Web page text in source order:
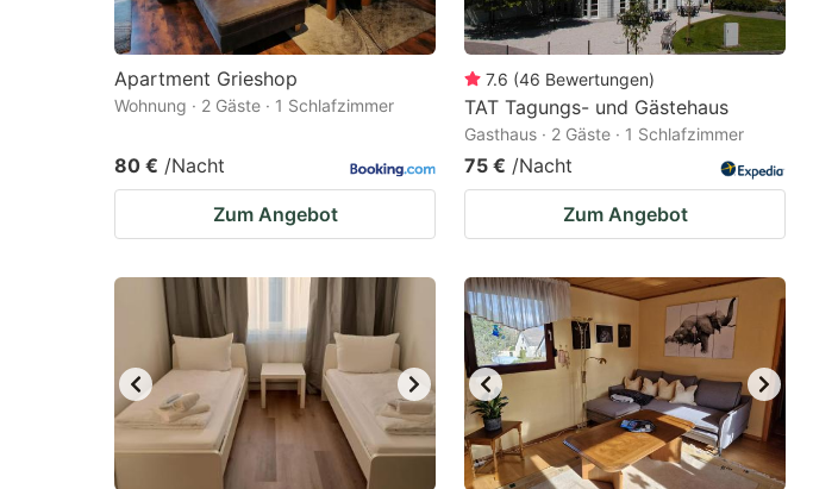
Apartment Grieshop
Wohnung · 2 Gäste · 1 Schlafzimmer
80 € /Nacht
Zum Angebot
7.6 (46 Bewertungen)
TAT Tagungs- und Gästehaus
Gasthaus · 2 Gäste · 1 Schlafzimmer
75 € /Nacht
Zum Angebot